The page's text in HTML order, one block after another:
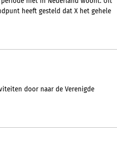
heeft gesteld dat X het gehele
door naar de Verenigde